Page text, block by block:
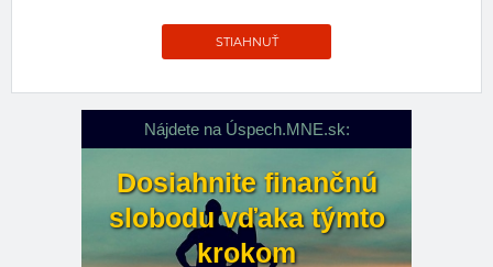
STIAHNUŤ